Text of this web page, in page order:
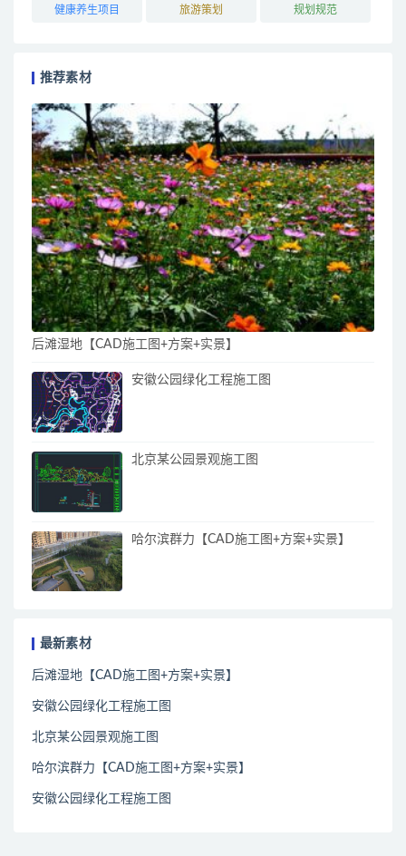
健康养生项目 旅游策划 规划规范
推荐素材
后滩湿地【CAD施工图+方案+实景】
安徽公园绿化工程施工图
北京某公园景观施工图
哈尔滨群力【CAD施工图+方案+实景】
最新素材
后滩湿地【CAD施工图+方案+实景】
安徽公园绿化工程施工图
北京某公园景观施工图
哈尔滨群力【CAD施工图+方案+实景】
安徽公园绿化工程施工图